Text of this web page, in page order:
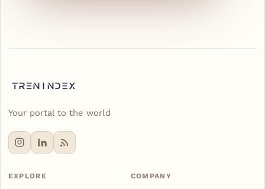
Your portal to the world
EXPLORE COMPANY